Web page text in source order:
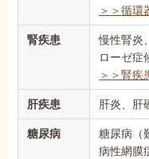
＞＞循環
腎疾患
慢性腎炎
ローゼ症
＞＞腎疾
肝疾患 肝炎、肝
糖尿病
糖尿病（
病性網膜